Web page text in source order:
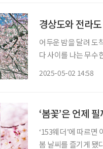
경상도와 전라
어두운 밤을 달려 도
다 사이를 나는 무수
2025-05-02 14:58
‘봄꽃’은 언제
‘153웨더’에 따르
봄 날씨를 즐기게 됐다. 봄꽃